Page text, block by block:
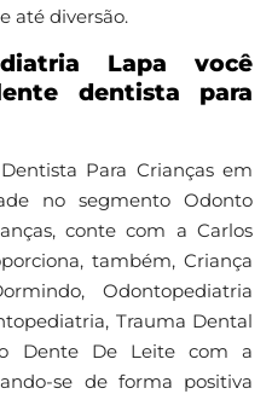
até diversão.
Lapa você
dentista para
Para Crianças em
no segmento Odonto
conte com a Carlos
também, Criança
Odontopediatria
Trauma Dental
Dente De Leite com a
se de forma positiva